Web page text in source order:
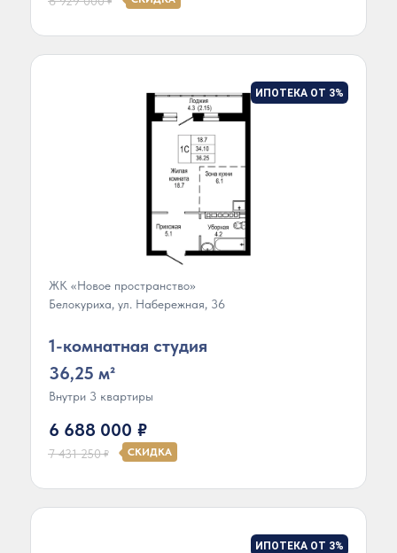
ИПОТЕКА ОТ 3%
ЖК «Новое пространство»
Белокуриха, ул. Набережная, 36
1-комнатная студия
36,25 м²
Внутри 3 квартиры
6 688 000 ₽
7 431 250 ₽ СКИДКА
ИПОТЕКА ОТ 3%